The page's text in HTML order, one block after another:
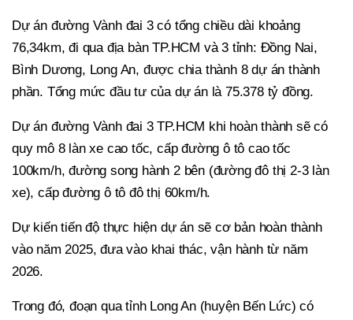
Dự án đường Vành đai 3 có tổng chiều dài khoảng
76,34km, đi qua địa bàn TP.HCM và 3 tỉnh: Đồng Nai,
Bình Dương, Long An, được chia thành 8 dự án thành
phần. Tổng mức đầu tư của dự án là 75.378 tỷ đồng.
Dự án đường Vành đai 3 TP.HCM khi hoàn thành sẽ có
quy mô 8 làn xe cao tốc, cấp đường ô tô cao tốc
100km/h, đường song hành 2 bên (đường đô thị 2-3 làn
xe), cấp đường ô tô đô thị 60km/h.
Dự kiến tiến độ thực hiện dự án sẽ cơ bản hoàn thành
vào năm 2025, đưa vào khai thác, vận hành từ năm
2026.
Trong đó, đoạn qua tỉnh Long An (huyện Bến Lức) có